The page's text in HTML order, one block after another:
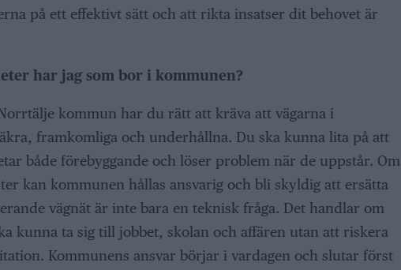
på ett effektivt sätt och att rikta insatser dit behovet är
har jag som bor i kommunen?
kommun har du rätt att kräva att vägarna i
framkomliga och underhållna. Du ska kunna lita på att
både förebyggande och löser problem när de uppstår. Om
kan kommunen hållas ansvarig och bli skyldig att ersätta
vägnät är inte bara en teknisk fråga. Det handlar om
kunna ta sig till jobbet, skolan och affären utan att riskera
Kommunens ansvar börjar i vardagen och slutar först